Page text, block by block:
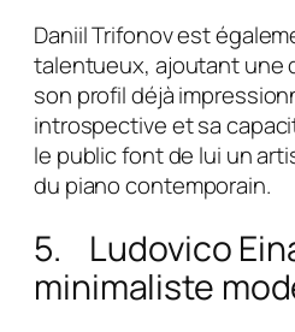
Daniil Trifonov est
talentueux, ajoutant une
son profil déjà
introspective et sa
le public font de lui un
du piano contemporain.
5. Ludovico
minimaliste